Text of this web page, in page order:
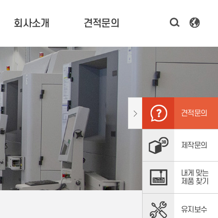
회사소개
한국기술 소개
CEO 인사말
연혁 및 비전
주요고객
오시는 길
견적문의
3D 프린터 견적 문의
시제품 제작 문의
스캐너 문의
견적문의
제작문의
내게 맞는
제품 찾기
유지보수